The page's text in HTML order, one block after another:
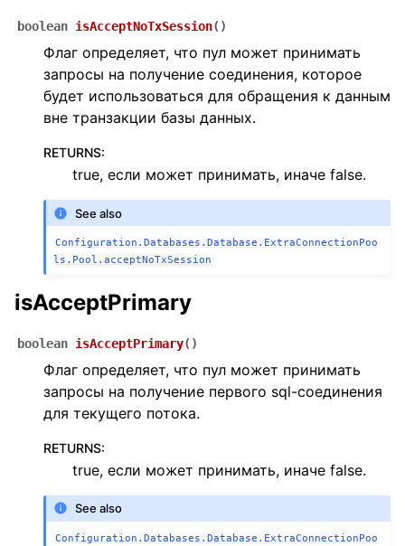
boolean isAcceptNoTxSession( )
Флаг определяет, что пул может принимать
запросы на получение соединения, которое
будет использоваться для обращения к данным
вне транзакции базы данных.
RETURNS:
true, если может принимать, иначе false.
See also
Configuration.Databases.Database.ExtraConnectionPoo
ls.Pool.acceptNoTxSession
isAcceptPrimary
boolean isAcceptPrimary( )
Флаг определяет, что пул может принимать
запросы на получение первого sql-соединения
для текущего потока.
RETURNS:
true, если может принимать, иначе false.
See also
Configuration.Databases.Database.ExtraConnectionPoo